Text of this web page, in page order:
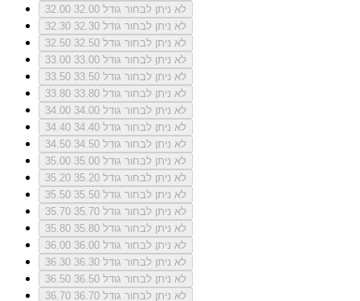
32.00
לא ניתן לבחור גודל 32.00
32.30
לא ניתן לבחור גודל 32.30
32.50
לא ניתן לבחור גודל 32.50
33.00
לא ניתן לבחור גודל 33.00
33.50
לא ניתן לבחור גודל 33.50
33.80
לא ניתן לבחור גודל 33.80
34.00
לא ניתן לבחור גודל 34.00
34.40
לא ניתן לבחור גודל 34.40
34.50
לא ניתן לבחור גודל 34.50
35.00
לא ניתן לבחור גודל 35.00
35.20
לא ניתן לבחור גודל 35.20
35.50
לא ניתן לבחור גודל 35.50
35.70
לא ניתן לבחור גודל 35.70
35.80
לא ניתן לבחור גודל 35.80
36.00
לא ניתן לבחור גודל 36.00
36.30
לא ניתן לבחור גודל 36.30
36.50
לא ניתן לבחור גודל 36.50
36.70
לא ניתן לבחור גודל 36.70